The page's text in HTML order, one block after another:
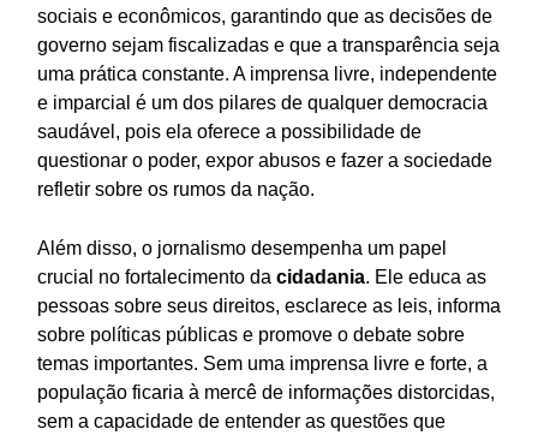
sociais e econômicos, garantindo que as decisões de
governo sejam fiscalizadas e que a transparência seja
uma prática constante. A imprensa livre, independente
e imparcial é um dos pilares de qualquer democracia
saudável, pois ela oferece a possibilidade de
questionar o poder, expor abusos e fazer a sociedade
refletir sobre os rumos da nação.
Além disso, o jornalismo desempenha um papel
crucial no fortalecimento da cidadania. Ele educa as
pessoas sobre seus direitos, esclarece as leis, informa
sobre políticas públicas e promove o debate sobre
temas importantes. Sem uma imprensa livre e forte, a
população ficaria à mercê de informações distorcidas,
sem a capacidade de entender as questões que